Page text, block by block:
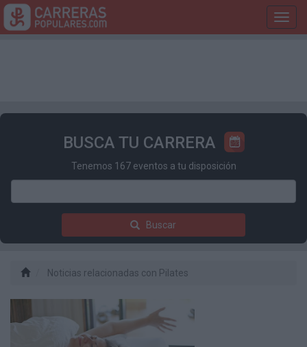
BUSCA TU CARRERA
Tenemos 167 eventos a tu disposición
Buscar
Noticias relacionadas con Pilates